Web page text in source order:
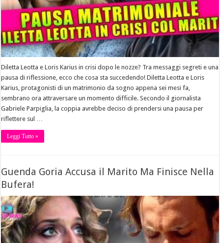
Diletta Leotta e Loris Karius in crisi dopo le nozze? Tra messaggi segreti e una
pausa di riflessione, ecco che cosa sta succedendo! Diletta Leotta e Loris
Karius, protagonisti di un matrimonio da sogno appena sei mesi fa,
sembrano ora attraversare un momento difficile. Secondo il giornalista
Gabriele Parpiglia, la coppia avrebbe deciso di prendersi una pausa per
riflettere sul …
Leggi Tutto »
Guenda Goria Accusa il Marito Ma Finisce Nella
Bufera!